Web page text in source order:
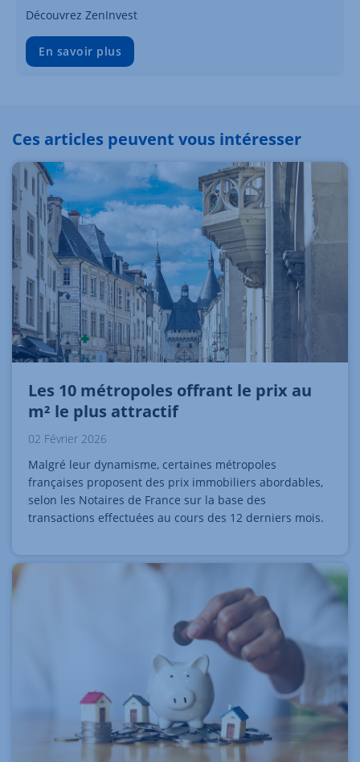
Découvrez ZenInvest
En savoir plus
Ces articles peuvent vous intéresser
Les 10 métropoles offrant le prix au
m² le plus attractif
02 Février 2026
Malgré leur dynamisme, certaines métropoles
françaises proposent des prix immobiliers abordables,
selon les Notaires de France sur la base des
transactions effectuées au cours des 12 derniers mois.